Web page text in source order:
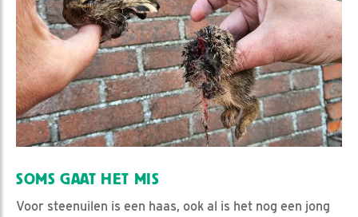
SOMS GAAT HET MIS
Voor steenuilen is een haas, ook al is het nog een jong